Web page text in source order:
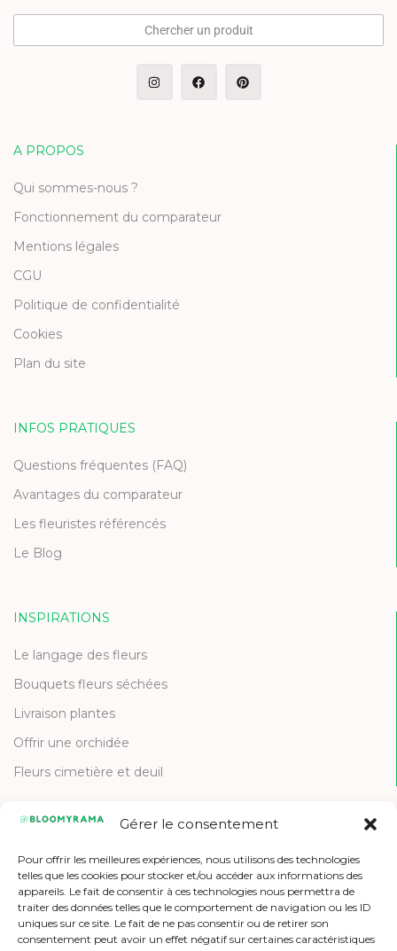
Gérer le consentement
Pour offrir les meilleures expériences, nous utilisons des technologies
telles que les cookies pour stocker et/ou accéder aux informations des
appareils. Le fait de consentir à ces technologies nous permettra de
traiter des données telles que le comportement de navigation ou les ID
uniques sur ce site. Le fait de ne pas consentir ou de retirer son
consentement peut avoir un effet négatif sur certaines caractéristiques
Chercher un produit
A PROPOS
Qui sommes-nous ?
Fonctionnement du comparateur
Mentions légales
CGU
Politique de confidentialité
Cookies
Plan du site
INFOS PRATIQUES
Questions fréquentes (FAQ)
Avantages du comparateur
Les fleuristes référencés
Le Blog
INSPIRATIONS
Le langage des fleurs
Bouquets fleurs séchées
Livraison plantes
Offrir une orchidée
Fleurs cimetière et deuil
Contactez-nous
Etre référencé
Offres d'emploi